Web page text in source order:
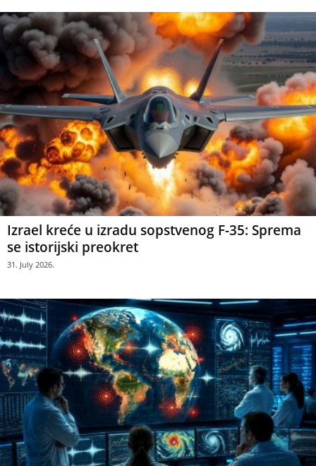
Izrael kreće u izradu sopstvenog F-35: Sprema
se istorijski preokret
31. July 2026.